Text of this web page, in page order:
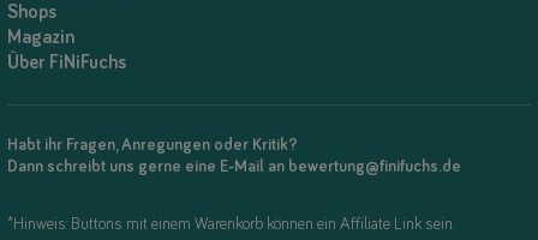
Shops
Magazin
Über FiNiFuchs
Habt ihr Fragen, Anregungen oder Kritik?
Dann schreibt uns gerne eine E-Mail an bewertung@finifuchs.de
*Hinweis: Buttons mit einem Warenkorb können ein Affiliate Link sein.